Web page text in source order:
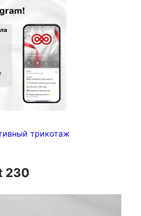
трикотаж
230